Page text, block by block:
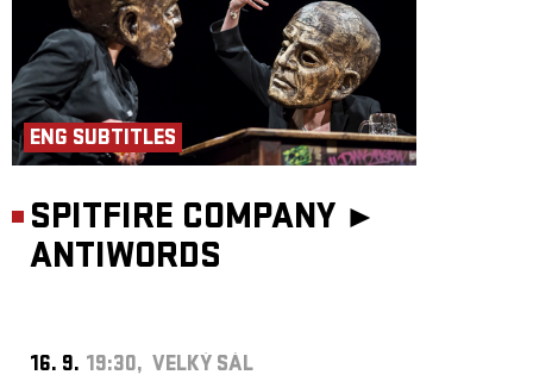
ENG SUBTITLES
SPITFIRE COMPANY ►
ANTIWORDS
16. 9. 19:30, VELKÝ SÁL